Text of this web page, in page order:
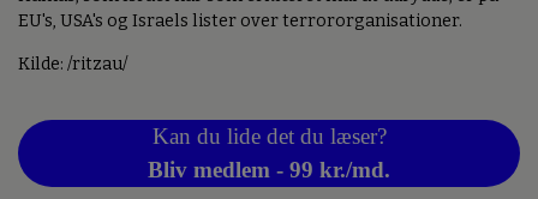
EU's, USA's og Israels lister over terrororganisationer.
Kilde: /ritzau/
Kan du lide det du læser?
Bliv medlem - 99 kr./md.